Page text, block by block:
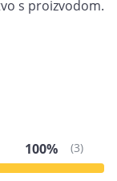
s proizvodom.
100% (3)